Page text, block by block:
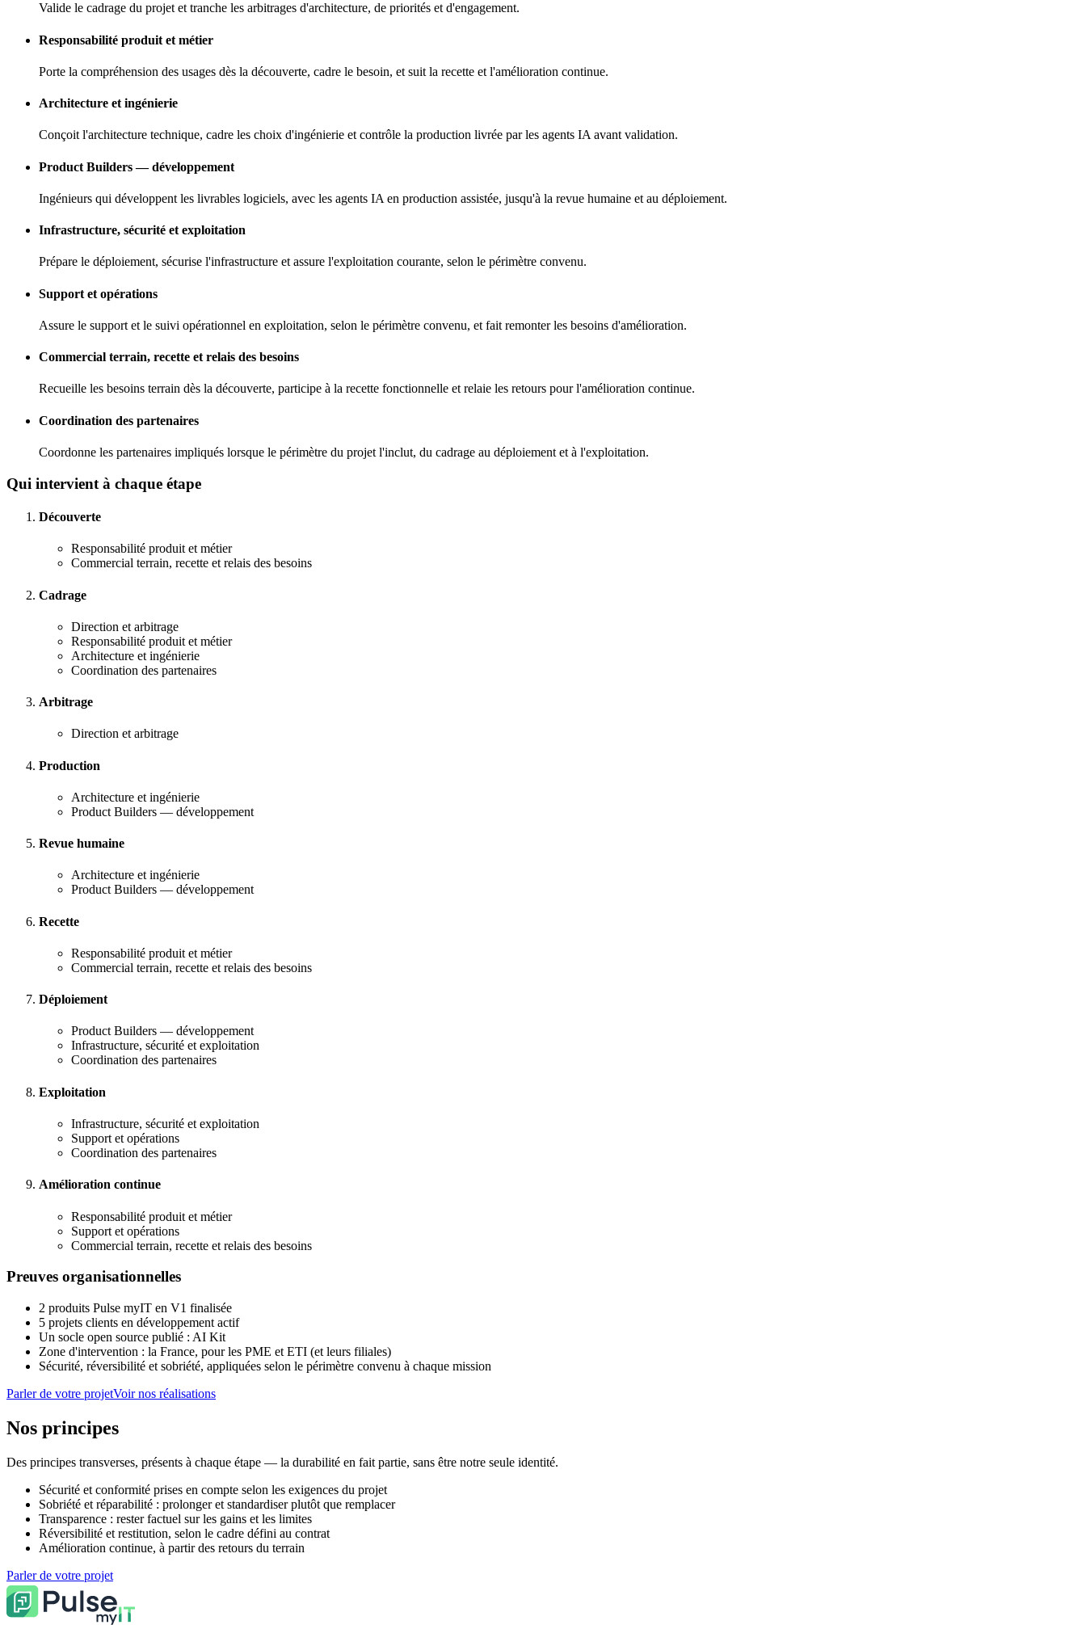
Valide le cadrage du projet et tranche les arbitrages d'architecture, de priorités et d'engagement.
Responsabilité produit et métier
Porte la compréhension des usages dès la découverte, cadre le besoin, et suit la recette et l'amélioration continue.
Architecture et ingénierie
Conçoit l'architecture technique, cadre les choix d'ingénierie et contrôle la production livrée par les agents IA avant validation.
Product Builders — développement
Ingénieurs qui développent les livrables logiciels, avec les agents IA en production assistée, jusqu'à la revue humaine et au déploiement.
Infrastructure, sécurité et exploitation
Prépare le déploiement, sécurise l'infrastructure et assure l'exploitation courante, selon le périmètre convenu.
Support et opérations
Assure le support et le suivi opérationnel en exploitation, selon le périmètre convenu, et fait remonter les besoins d'amélioration.
Commercial terrain, recette et relais des besoins
Recueille les besoins terrain dès la découverte, participe à la recette fonctionnelle et relaie les retours pour l'amélioration continue.
Coordination des partenaires
Coordonne les partenaires impliqués lorsque le périmètre du projet l'inclut, du cadrage au déploiement et à l'exploitation.
Qui intervient à chaque étape
Découverte
Responsabilité produit et métier
Commercial terrain, recette et relais des besoins
Cadrage
Direction et arbitrage
Responsabilité produit et métier
Architecture et ingénierie
Coordination des partenaires
Arbitrage
Direction et arbitrage
Production
Architecture et ingénierie
Product Builders — développement
Revue humaine
Architecture et ingénierie
Product Builders — développement
Recette
Responsabilité produit et métier
Commercial terrain, recette et relais des besoins
Déploiement
Product Builders — développement
Infrastructure, sécurité et exploitation
Coordination des partenaires
Exploitation
Infrastructure, sécurité et exploitation
Support et opérations
Coordination des partenaires
Amélioration continue
Responsabilité produit et métier
Support et opérations
Commercial terrain, recette et relais des besoins
Preuves organisationnelles
2 produits Pulse myIT en V1 finalisée
5 projets clients en développement actif
Un socle open source publié : AI Kit
Zone d'intervention : la France, pour les PME et ETI (et leurs filiales)
Sécurité, réversibilité et sobriété, appliquées selon le périmètre convenu à chaque mission
Parler de votre projetVoir nos réalisations
Nos principes
Des principes transverses, présents à chaque étape — la durabilité en fait partie, sans être notre seule identité.
Sécurité et conformité prises en compte selon les exigences du projet
Sobriété et réparabilité : prolonger et standardiser plutôt que remplacer
Transparence : rester factuel sur les gains et les limites
Réversibilité et restitution, selon le cadre défini au contrat
Amélioration continue, à partir des retours du terrain
Parler de votre projet